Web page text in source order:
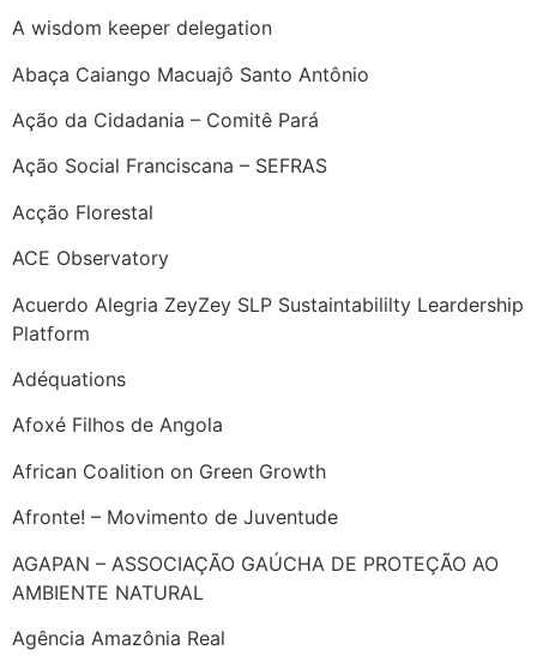
A wisdom keeper delegation
Abaça Caiango Macuajô Santo Antônio
Ação da Cidadania – Comitê Pará
Ação Social Franciscana – SEFRAS
Acção Florestal
ACE Observatory
Acuerdo Alegria ZeyZey SLP Sustaintabililty Leardership
Platform
Adéquations
Afoxé Filhos de Angola
African Coalition on Green Growth
Afronte! – Movimento de Juventude
AGAPAN – ASSOCIAÇÃO GAÚCHA DE PROTEÇÃO AO
AMBIENTE NATURAL
Agência Amazônia Real